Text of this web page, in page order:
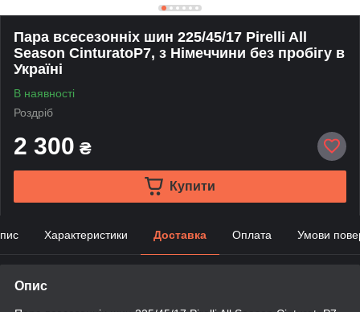
Пара всесезонніх шин 225/45/17 Pirelli All
Season CinturatoP7, з Німеччини без пробігу в
Україні
В наявності
Роздріб
2 300 ₴
Купити
Характеристики Доставка Оплата Умови
Опис